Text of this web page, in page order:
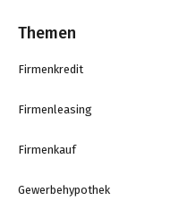
Themen
Firmenkredit
Firmenleasing
Firmenkauf
Gewerbehypothek